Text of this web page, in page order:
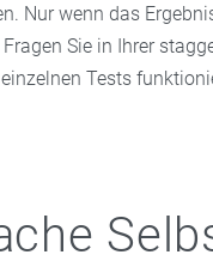
Nur wenn das
Sie in Ihrer
Tests